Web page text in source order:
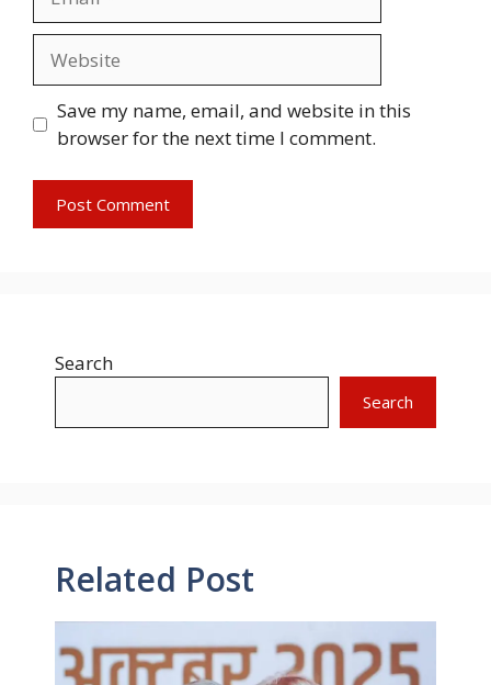
Save my name, email, and website in this
browser for the next time I comment.
Search
Search
Related Post